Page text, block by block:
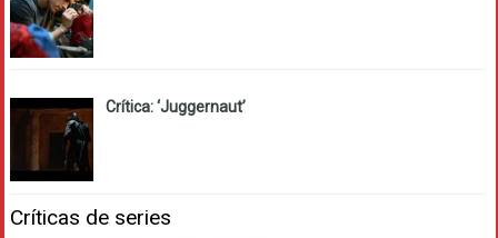
Crítica: ‘Juggernaut’
Críticas de series